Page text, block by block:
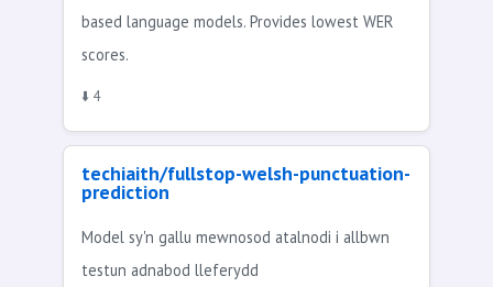
based language models. Provides lowest WER
scores.
⬇️ 4
techiaith/fullstop-welsh-punctuation-
prediction
Model sy'n gallu mewnosod atalnodi i allbwn
testun adnabod lleferydd